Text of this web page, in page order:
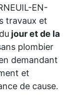
EN-
travaux et
jour et de la
plombier
demandant
et
de cause.